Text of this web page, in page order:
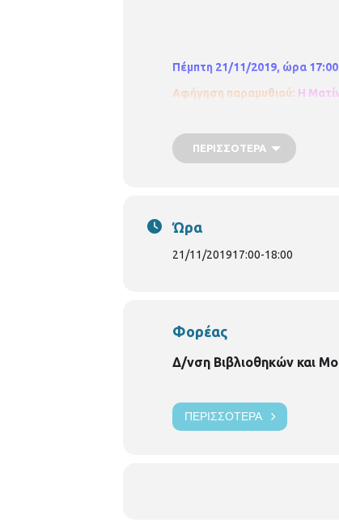
Πέμπτη 21/11/2019, ώρα
Αφήγηση παραμυθιού: Η
αθώας σκέψης και της
Η Ματίνα, ο κύριος
σας.
Στη συνέχεια τα παιδιά θα
ΠΕΡΙΣΣΌΤΕΡΑ
Ώρα
21/11/201917:00-18:00
Φορέας
Δ/νση Βιβλιοθηκών και
ΠΕΡΙΣΣΌΤΕΡΑ